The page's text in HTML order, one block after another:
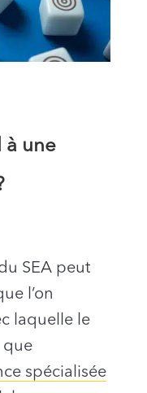
à une
SEA peut
l’on
laquelle le
que
spécialisée